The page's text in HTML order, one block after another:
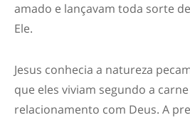
amado e lançavam toda sorte
Ele.
Jesus conhecia a natureza
que eles viviam segundo a
relacionamento com Deus. A